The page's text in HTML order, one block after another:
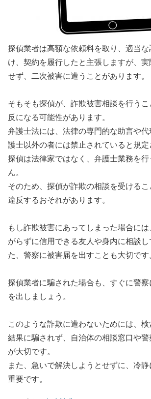
探偵業者は高額な依頼料を取り、適当
け、契約を履行したと主張しますが、
せず、二次被害に遭うことがあります。
そもそも探偵が、詐欺被害相談を行う
反になる可能性があります。
弁護士法には、法律の専門的な助言や
護士以外の者には禁止されていると規定
探偵は法律家ではなく、弁護士業務を
ん。
そのため、探偵が詐欺の相談を受ける
違反するおそれがあります。
もし詐欺被害にあってしまった場合に
がらずに信用できる友人や身内に相談し
た、警察に被害届を出すことも大切です
探偵業者に騙された場合も、すぐに警
を出しましょう。
このような詐欺に遭わないためには、
結果に騙されず、自治体の相談窓口や
が大切です。
また、急いで解決しようとせずに、冷
重要です。